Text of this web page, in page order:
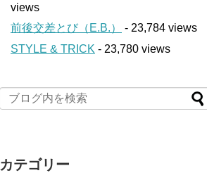
views
前後交差とび（E.B.）
- 23,784 views
STYLE & TRICK - 23,780 views
カテゴリー